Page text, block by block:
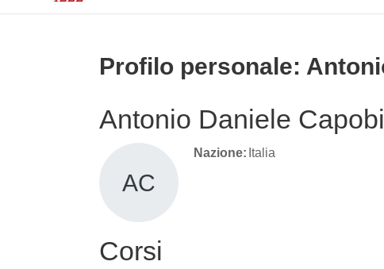
Profilo personale:
Antonio Daniele
AC
Nazione: Italia
Corsi